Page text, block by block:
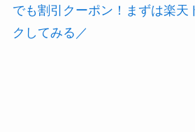
でも割引クーポン！まずは楽天
クしてみる／